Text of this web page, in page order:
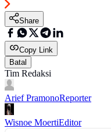
Share
Copy Link
Batal
Tim Redaksi
Arief PramonoReporter
Wisnoe MoertiEditor